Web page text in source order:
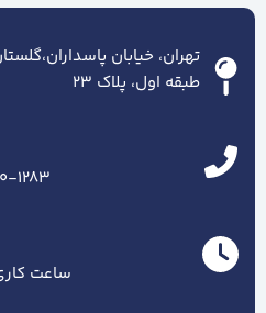
تهران، خیابان
طبقه اول، پلاک ۲۳
1283
ساعت کاری: 10